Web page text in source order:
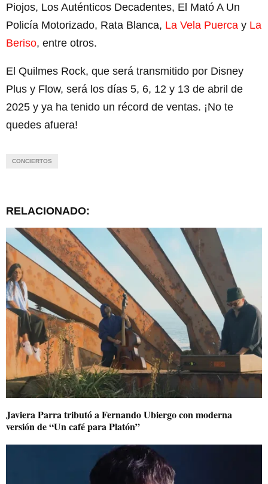
Piojos, Los Auténticos Decadentes, El Mató A Un
Policía Motorizado, Rata Blanca, La Vela Puerca y La
Beriso, entre otros.
El Quilmes Rock, que será transmitido por Disney
Plus y Flow, será los días 5, 6, 12 y 13 de abril de
2025 y ya ha tenido un récord de ventas. ¡No te
quedes afuera!
CONCIERTOS
RELACIONADO:
Javiera Parra tributó a Fernando Ubiergo con moderna
versión de “Un café para Platón”